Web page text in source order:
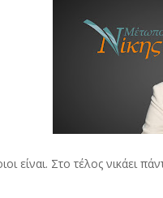
είναι. Στο τέλος νικάει